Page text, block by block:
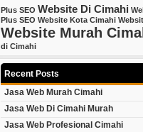
Plus SEO Website Di Cimahi
Plus SEO Website Kota Cimahi
Website Murah
di Cimahi
Recent Posts
Jasa Web Murah Cimahi
Jasa Web Di Cimahi Murah
Jasa Web Profesional Cimahi